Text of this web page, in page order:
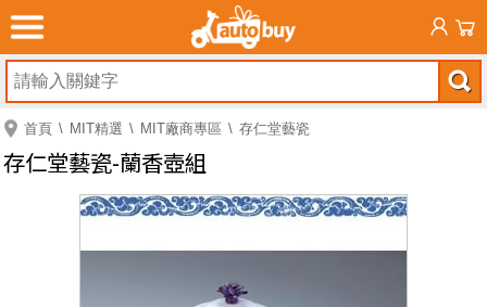
首頁 MIT精選 MIT廠商專區 存仁堂藝瓷
存仁堂藝瓷-蘭香壺組